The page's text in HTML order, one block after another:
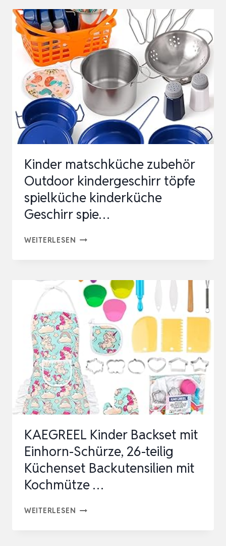
UTENSILIEN:
SÜSSE K
ÜCHENUTENSILIEN F
ÜR K
LEINE N
ACHWUCHS-K
ÖCHE
Kinder matschküche zubehör
Outdoor kindergeschirr töpfe
spielküche kinderküche
Geschirr spie…
WEITERLESEN KINDER
OUTDOOR
KINDERGESCHIRR
TÖPFE
SPIELKÜCHE
KINDERKÜCHE
GESCHIRR
SPIE…
KAEGREEL Kinder Backset mit
Einhorn-Schürze, 26-teilig
Küchenset Backutensilien mit
Kochmütze …
WEITERLESEN KAEGREEL